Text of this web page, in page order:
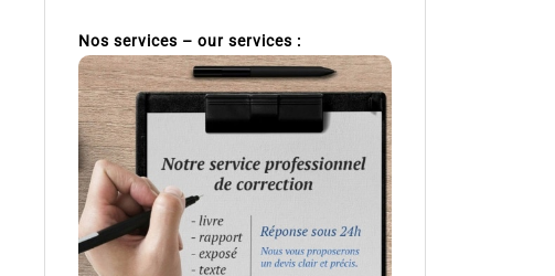
Nos services – our services :